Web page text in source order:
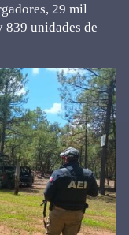
29 mil
unidades de